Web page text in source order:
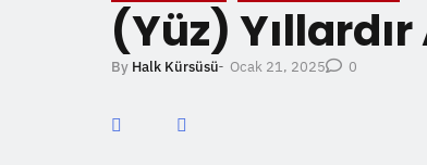
(Yüz)
By Halk Kürsüsü- Ocak 21, 2025 0